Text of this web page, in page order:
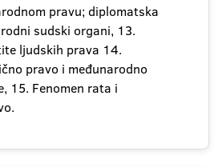
pravu; diplomatska
sudski organi, 13.
ljudskih prava 14.
pravo i međunarodno
15. Fenomen rata i